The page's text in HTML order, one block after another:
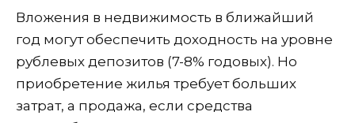
Вложения в недвижимость в ближайший
год могут обеспечить доходность на уровне
рублевых депозитов (7-8% годовых). Но
приобретение жилья требует больших
затрат, а продажа, если средства